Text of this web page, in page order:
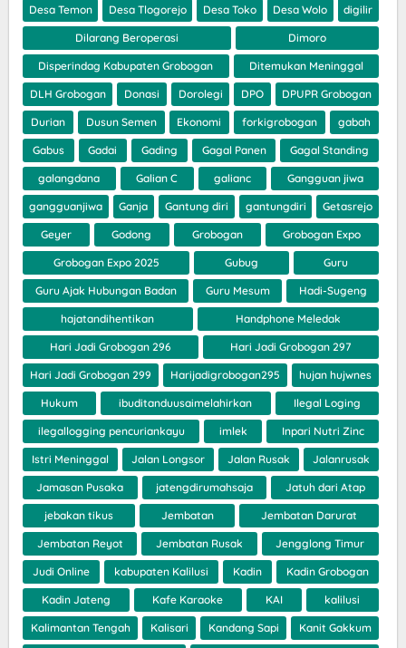
Desa Temon Desa Tlogorejo Desa Toko Desa Wolo digilir
Dilarang Beroperasi Dimoro
Disperindag Kabupaten Grobogan Ditemukan Meninggal
DLH Grobogan Donasi Dorolegi DPO DPUPR Grobogan
Durian Dusun Semen Ekonomi forkigrobogan gabah
Gabus Gadai Gading Gagal Panen Gagal Standing
galangdana Galian C galianc Gangguan jiwa
gangguanjiwa Ganja Gantung diri gantungdiri Getasrejo
Geyer Godong Grobogan Grobogan Expo
Grobogan Expo 2025 Gubug Guru
Guru Ajak Hubungan Badan Guru Mesum Hadi-Sugeng
hajatandihentikan Handphone Meledak
Hari Jadi Grobogan 296 Hari Jadi Grobogan 297
Hari Jadi Grobogan 299 Harijadigrobogan295 hujan hujwnes
Hukum ibuditanduusaimelahirkan Ilegal Loging
ilegallogging pencuriankayu imlek Inpari Nutri Zinc
Istri Meninggal Jalan Longsor Jalan Rusak Jalanrusak
Jamasan Pusaka jatengdirumahsaja Jatuh dari Atap
jebakan tikus Jembatan Jembatan Darurat
Jembatan Reyot Jembatan Rusak Jengglong Timur
Judi Online kabupaten Kalilusi Kadin Kadin Grobogan
Kadin Jateng Kafe Karaoke KAI kalilusi
Kalimantan Tengah Kalisari Kandang Sapi Kanit Gakkum